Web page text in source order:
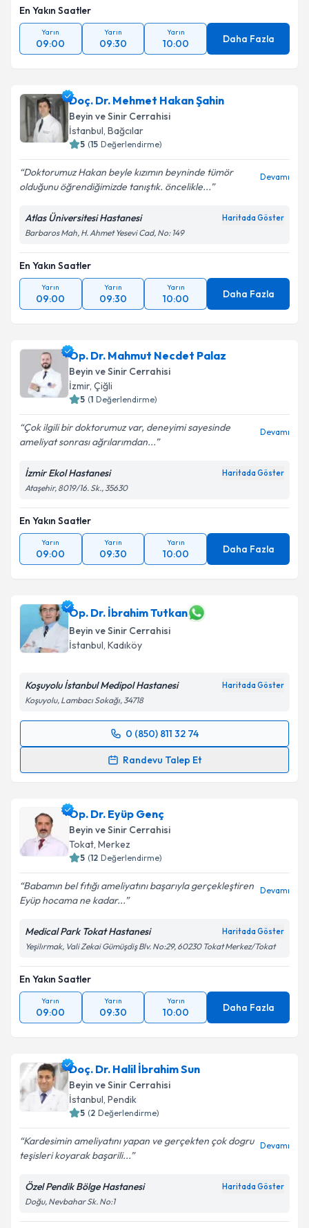
En Yakın Saatler
Yarın
09:00
Yarın
09:30
Yarın
10:00 Daha Fazla
Doç. Dr. Mehmet Hakan Şahin
Beyin ve Sinir Cerrahisi
İstanbul, Bağcılar
5 (15 Değerlendirme)
Doktorumuz Hakan beyle kızımın beyninde tümör
olduğunu öğrendiğimizde tanıştık. öncelikle...
Devamı
Atlas Üniversitesi Hastanesi Haritada Göster
Barbaros Mah, H. Ahmet Yesevi Cad, No: 149
En Yakın Saatler
Yarın
09:00
Yarın
09:30
Yarın
10:00 Daha Fazla
Op. Dr. Mahmut Necdet Palaz
Beyin ve Sinir Cerrahisi
İzmir, Çiğli
5 (1 Değerlendirme)
Çok ilgili bir doktorumuz var, deneyimi sayesinde
ameliyat sonrası ağrılarımdan...
Devamı
İzmir Ekol Hastanesi Haritada Göster
Ataşehir, 8019/16. Sk., 35630
En Yakın Saatler
Yarın
09:00
Yarın
09:30
Yarın
10:00 Daha Fazla
Op. Dr. İbrahim Tutkan
Beyin ve Sinir Cerrahisi
İstanbul, Kadıköy
Koşuyolu İstanbul Medipol Hastanesi Haritada Göster
Koşuyolu, Lambacı Sokağı, 34718
0 (850) 811 32 74
Randevu Talep Et
Randevu Takvimi Talebi
takvim hazırlandığında e-posta ile bilgilendireceğiz.
E-posta Adresiniz
kapsamda işlenmesini kabul ediyorum.
Op. Dr. Eyüp Genç
Beyin ve Sinir Cerrahisi
Tokat, Merkez
5 (12 Değerlendirme)
Babamın bel fıtığı ameliyatını başarıyla gerçekleştiren
Eyüp hocama ne kadar...
Devamı
Medical Park Tokat Hastanesi Haritada Göster
Yeşilırmak, Vali Zekai Gümüşdiş Blv. No:29, 60230 Tokat Merkez/Tokat
En Yakın Saatler
Yarın
09:00
Yarın
09:30
Yarın
10:00 Daha Fazla
Doç. Dr. Halil İbrahim Sun
Beyin ve Sinir Cerrahisi
İstanbul, Pendik
5 (2 Değerlendirme)
Kardesimin ameliyatını yapan ve gerçekten çok dogru
teşisleri koyarak başarili...
Devamı
Özel Pendik Bölge Hastanesi Haritada Göster
Doğu, Nevbahar Sk. No:1